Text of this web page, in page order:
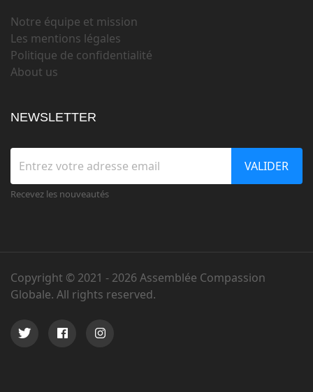
Notre équipe et mission
Les mentions légales
Politique de confidentialité
About us
NEWSLETTER
VALIDER
Recevez les nouveautés
Copyright © 2021 - 2026 Assemblée Compassion
Globale. All rights reserved.